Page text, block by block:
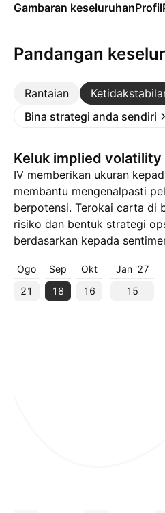
Gambaran keseluruhanProfil
Pandangan
Rantaian
Bina strategi anda sendiri
Keluk implied volatility
IV memberikan ukuran
membantu mengenalpasti
berpotensi. Terokai carta di
risiko dan bentuk strategi
berdasarkan kepada
Ogo
21
Sep
18
Okt
16
Jan '27
15